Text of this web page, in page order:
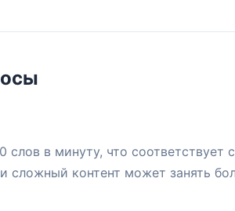
слов в минуту, что соответствует
сложный контент может занять